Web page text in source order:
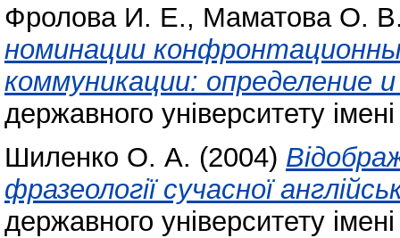
Фролова И. Е., Маматова О.
номинации
коммуникации: определение
державного університету
Шиленко О. А. (2004)
фразеології сучасної
державного університету